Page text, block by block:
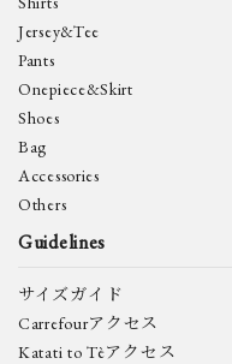
Jersey&Tee
Pants
Onepiece&Skirt
Shoes
Bag
Accessories
Others
Guidelines
サイズガイド
Carrefourアクセス
Katati to Tèアクセス